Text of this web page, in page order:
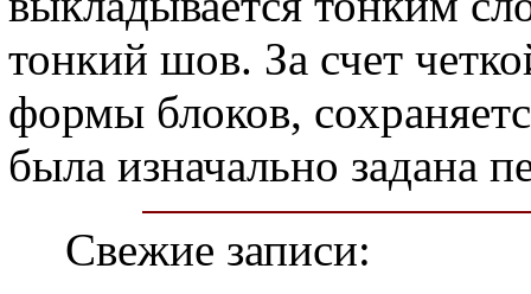
тонкий шов. За счет
формы блоков,
была изначально задана
Свежие записи: